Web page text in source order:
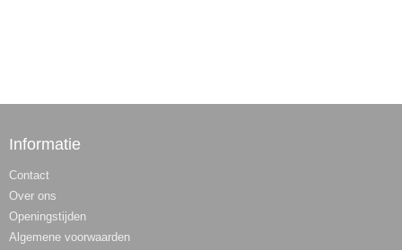
Informatie
Contact
Over ons
Openingstijden
Algemene voorwaarden